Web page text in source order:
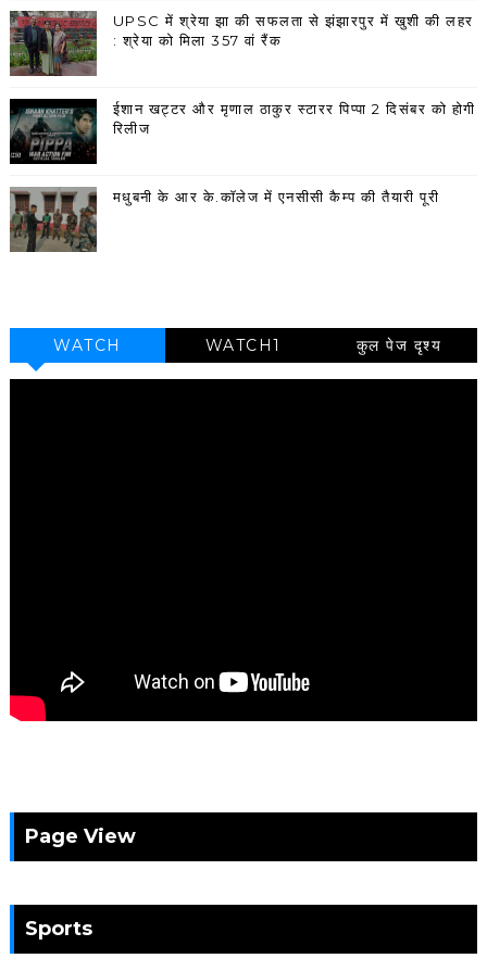
UPSC में श्रेया झा की सफलता से झंझारपुर में खुशी की लहर
: श्रेया को मिला 357 वां रैंक
ईशान खट्टर और मृणाल ठाकुर स्टारर पिप्पा 2 दिसंबर को होगी
रिलीज
मधुबनी के आर के.कॉलेज में एनसीसी कैम्प की तैयारी पूरी
WATCH WATCH1 कुल पेज दृश्य
Page View
Sports